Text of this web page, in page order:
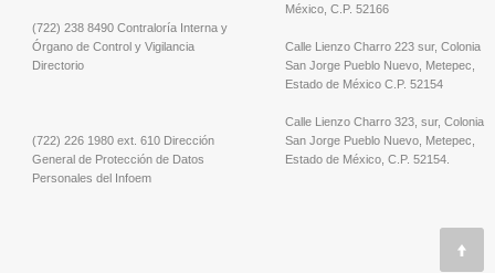
(722) 238 8490 Contraloría Interna y
Órgano de Control y Vigilancia
Directorio
(722) 226 1980 ext. 610 Dirección
General de Protección de Datos
Personales del Infoem
México, C.P. 52166
Calle Lienzo Charro 223 sur, Colonia
San Jorge Pueblo Nuevo, Metepec,
Estado de México C.P. 52154
Calle Lienzo Charro 323, sur, Colonia
San Jorge Pueblo Nuevo, Metepec,
Estado de México, C.P. 52154.